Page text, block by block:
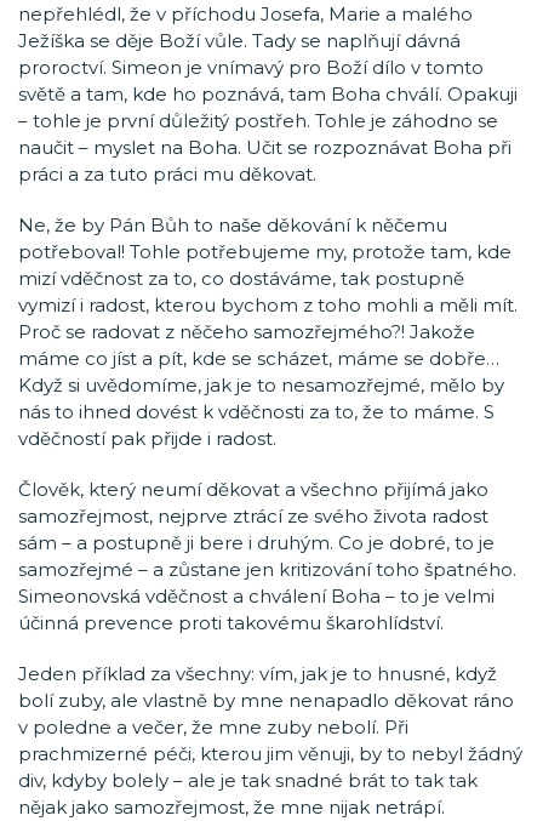
nepřehlédl, že v příchodu Josefa, Marie a malého
Ježíška se děje Boží vůle. Tady se naplňují dávná
proroctví. Simeon je vnímavý pro Boží dílo v tomto
světě a tam, kde ho poznává, tam Boha chválí. Opakuji
– tohle je první důležitý postřeh. Tohle je záhodno se
naučit – myslet na Boha. Učit se rozpoznávat Boha při
práci a za tuto práci mu děkovat.
Ne, že by Pán Bůh to naše děkování k něčemu
potřeboval! Tohle potřebujeme my, protože tam, kde
mizí vděčnost za to, co dostáváme, tak postupně
vymizí i radost, kterou bychom z toho mohli a měli mít.
Proč se radovat z něčeho samozřejmého?! Jakože
máme co jíst a pít, kde se scházet, máme se dobře…
Když si uvědomíme, jak je to nesamozřejmé, mělo by
nás to ihned dovést k vděčnosti za to, že to máme. S
vděčností pak přijde i radost.
Člověk, který neumí děkovat a všechno přijímá jako
samozřejmost, nejprve ztrácí ze svého života radost
sám – a postupně ji bere i druhým. Co je dobré, to je
samozřejmé – a zůstane jen kritizování toho špatného.
Simeonovská vděčnost a chválení Boha – to je velmi
účinná prevence proti takovému škarohlídství.
Jeden příklad za všechny: vím, jak je to hnusné, když
bolí zuby, ale vlastně by mne nenapadlo děkovat ráno
v poledne a večer, že mne zuby nebolí. Při
prachmizerné péči, kterou jim věnuji, by to nebyl žádný
div, kdyby bolely – ale je tak snadné brát to tak tak
nějak jako samozřejmost, že mne nijak netrápí.